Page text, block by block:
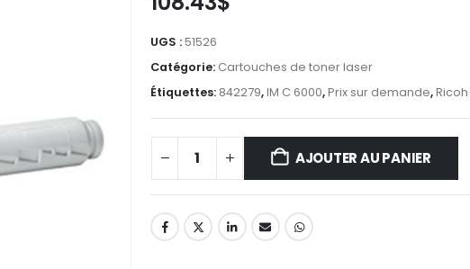
UGS :51526
Catégorie: Cartouches de toner laser
Étiquettes: 842279,IM C 6000,Prix sur demande,Ricoh
AJOUTER AU PANIER